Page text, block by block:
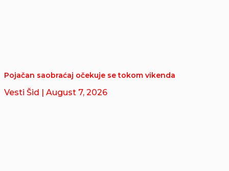
Pojačan saobraćaj očekuje se tokom vikenda
Vesti Šid | August 7, 2026